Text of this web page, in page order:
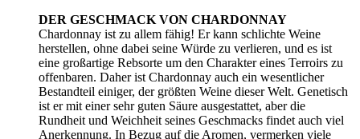
DER GESCHMACK VON CHARDONNAY
Chardonnay ist zu allem fähig! Er kann schlichte Weine
herstellen, ohne dabei seine Würde zu verlieren, und es ist
eine großartige Rebsorte um den Charakter eines Terroirs zu
offenbaren. Daher ist Chardonnay auch ein wesentlicher
Bestandteil einiger, der größten Weine dieser Welt. Genetisch
ist er mit einer sehr guten Säure ausgestattet, aber die
Rundheit und Weichheit seines Geschmacks findet auch viel
Anerkennung. In Bezug auf die Aromen, vermerken viele